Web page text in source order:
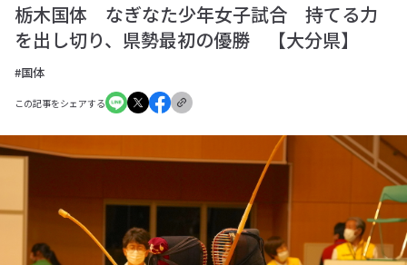
栃木国体 なぎなた少年女子試合 持てる力
を出し切り、県勢最初の優勝 【大分県】
#国体
この記事をシェアする